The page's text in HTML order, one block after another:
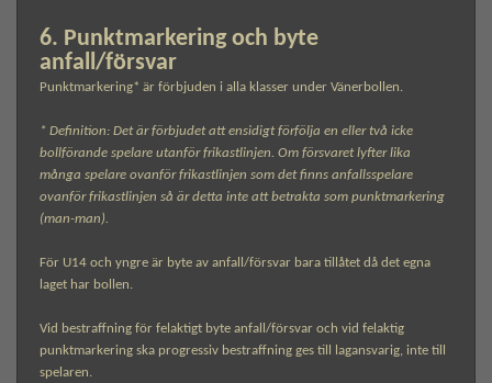
6. Punktmarkering och byte
anfall/försvar
Punktmarkering* är förbjuden i alla klasser under Vänerbollen.
* Definition: Det är förbjudet att ensidigt förfölja en eller två icke
bollförande spelare utanför frikastlinjen. Om försvaret lyfter lika
många spelare ovanför frikastlinjen som det finns anfallsspelare
ovanför frikastlinjen så är detta inte att betrakta som punktmarkering
(man-man).
För U14 och yngre är byte av anfall/försvar bara tillåtet då det egna
laget har bollen.
Vid bestraffning för felaktigt byte anfall/försvar och vid felaktig
punktmarkering ska progressiv bestraffning ges till lagansvarig, inte till
spelaren.